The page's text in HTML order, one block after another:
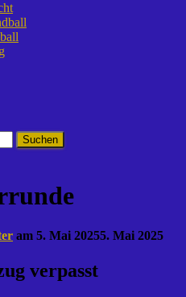
am 5. Mai 20255. Mai 2025
verpasst